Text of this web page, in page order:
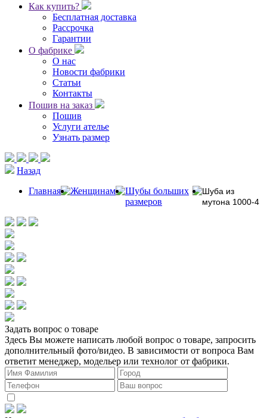
Как купить?
Бесплатная доставка
Рассрочка
Гарантии
О фабрике
О нас
Новости фабрики
Статьи
Контакты
Пошив на заказ
Пошив
Услуги ателье
Узнать размер
Назад
Главная
Женщинам
Шубы больших
размеров
Шуба из
мутона 1000-4
Задать вопрос о товаре
Здесь Вы можете написать любой вопрос о товаре, запросить
дополнительный фото/видео. В зависимости от вопроса Вам
ответит менеджер, модельер или технолог от фабрики.